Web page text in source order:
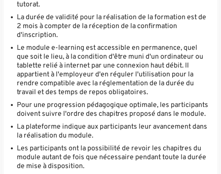
tutorat.
La durée de validité pour la réalisation de la formation est de
2 mois à compter de la réception de la confirmation
d'inscription.
Le module e-learning est accessible en permanence, quel
que soit le lieu, à la condition d'être muni d'un ordinateur ou
tablette relié à internet par une connexion haut débit. Il
appartient à l'employeur d'en réguler l'utilisation pour la
rendre compatible avec la réglementation de la durée du
travail et des temps de repos obligatoires.
Pour une progression pédagogique optimale, les participants
doivent suivre l'ordre des chapitres proposé dans le module.
La plateforme indique aux participants leur avancement dans
la réalisation du module.
Les participants ont la possibilité de revoir les chapitres du
module autant de fois que nécessaire pendant toute la durée
de mise à disposition.